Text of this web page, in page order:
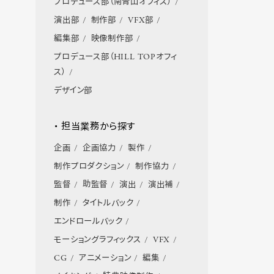
プロデュース部（南青山オフィス）
演出部
制作部
VFX部
編集部
映像制作部
プロデュース部（HILL TOPオフィ
ス）
デザイン部
・ 担当業務から探す
企画 企画協力
製作
制作プロダクション
制作協力
監督
助監督 演出
演出補
制作
タイトルバック
エンドロールバック
モーショングラフィックス
VFX
CG
アニメーション
編集